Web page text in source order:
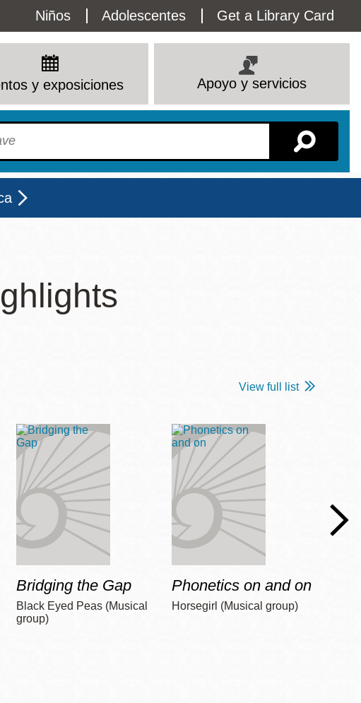
Utility
Menu
Niños Adolescentes Get a Library Card
y exposiciones Apoyo y servicios
View full list
Bridging the Gap
Black Eyed Peas (Musical
group)
Phonetics on and on
Horsegirl (Musical group)